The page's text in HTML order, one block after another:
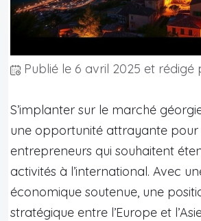
Publié le 6 avril 2025 et rédigé
S’implanter sur le marché
une opportunité attrayante pour
entrepreneurs qui souhaitent
activités à l’international. Avec
économique soutenue, une
stratégique entre l’Europe et